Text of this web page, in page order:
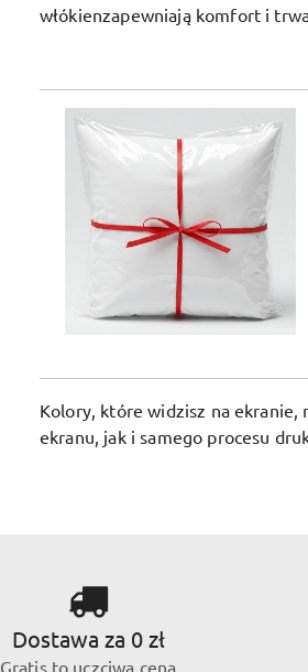
włókienzapewniają komfort i
Kolory, które widzisz na ekranie,
ekranu, jak i samego procesu
Dostawa za 0 zł
Gratis to uczciwa cena